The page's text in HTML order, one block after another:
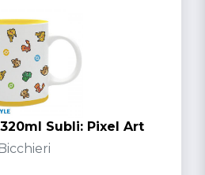
Subli: Pixel Art